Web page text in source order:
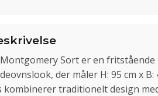
Montgomery Sort er en
der måler H: 95 cm x B:
kombinerer traditionelt design